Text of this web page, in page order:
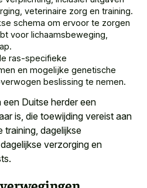
veterinaire zorg en training.
schema om ervoor te zorgen
voor lichaamsbeweging,
ras-specifieke
en mogelijke genetische
beslissing te nemen.
Duitse herder een
is, die toewijding vereist aan
training, dagelijkse
verzorging en